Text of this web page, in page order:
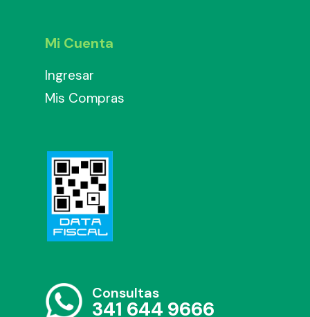
Mi Cuenta
Ingresar
Mis Compras
Consultas
341 644 9666